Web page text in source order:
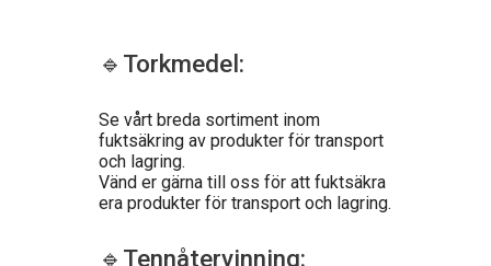
🔹Torkmedel:
Se vårt breda sortiment inom
fuktsäkring av produkter för transport
och lagring.
Vänd er gärna till oss för att fuktsäkra
era produkter för transport och lagring.
🔹Tennåtervinning: